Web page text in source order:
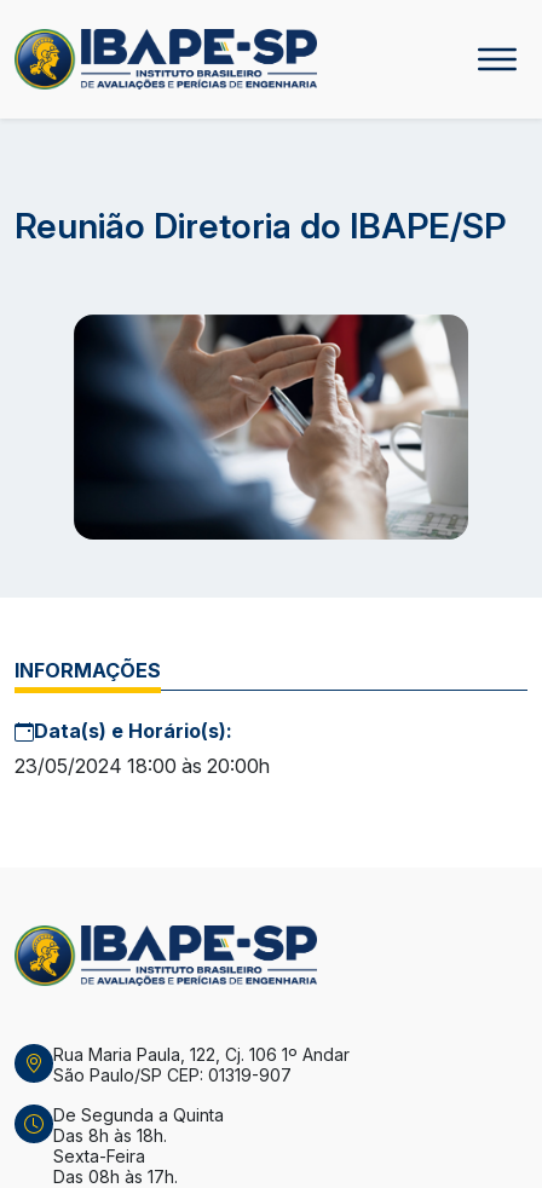
Reunião Diretoria do IBAPE/SP
INFORMAÇÕES
Data(s) e Horário(s):
23/05/2024 18:00 às 20:00h
Rua Maria Paula, 122, Cj. 106 1º Andar
São Paulo/SP CEP: 01319-907
De Segunda a Quinta
Das 8h às 18h.
Sexta-Feira
Das 08h às 17h.